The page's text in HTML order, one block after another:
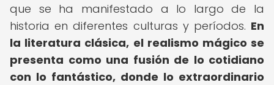
que se ha manifestado a lo largo de la
historia en diferentes culturas y períodos. En
la literatura clásica, el realismo mágico se
presenta como una fusión de lo cotidiano
con lo fantástico, donde lo extraordinario